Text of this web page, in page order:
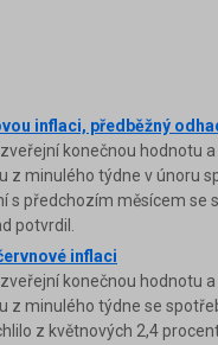
inflaci, předběžný
konečnou hodnotu
z minulého týdne v únoru
s předchozím měsícem se
potvrdil.
inflaci
konečnou hodnotu
z minulého týdne se
z květnových 2,4